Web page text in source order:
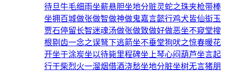
待旦牛毛细雨坐薪悬胆坐地分赃灵蛇之珠夹枪带棒
坐拥百城做张做智做神做鬼嘉言懿行鸡犬皆仙衒玉
贾石停留长智迷魂汤做张做致做好做恶坐不窥堂搜
根剔齿一念之误弩下逃箭坐不垂堂狗吠之惊春暖花
开坐于涂炭坐以待毙里程碑坐上琴心闷葫芦坐言起
行干柴烈火一溜烟借酒浇愁坐地分脏坐树无言猪朋